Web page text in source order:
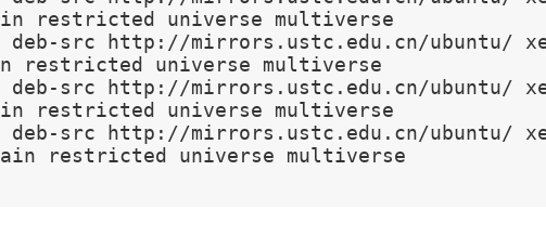
in restricted universe multiverse
n restricted universe multiverse
in restricted universe multiverse
ain restricted universe multiverse